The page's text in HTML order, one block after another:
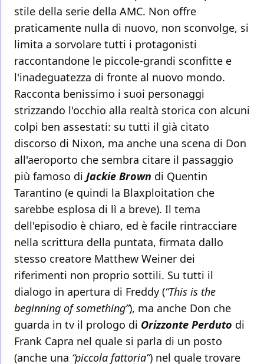
stile della serie della AMC. Non offre
praticamente nulla di nuovo, non sconvolge, si
limita a sorvolare tutti i protagonisti
raccontandone le piccole-grandi sconfitte e
l'inadeguatezza di fronte al nuovo mondo.
Racconta benissimo i suoi personaggi
strizzando l'occhio alla realtà storica con alcuni
colpi ben assestati: su tutti il già citato
discorso di Nixon, ma anche una scena di Don
all'aeroporto che sembra citare il passaggio
più famoso di Jackie Brown di Quentin
Tarantino (e quindi la Blaxploitation che
sarebbe esplosa di lì a breve). Il tema
dell'episodio è chiaro, ed è facile rintracciare
nella scrittura della puntata, firmata dallo
stesso creatore Matthew Weiner dei
riferimenti non proprio sottili. Su tutti il
dialogo in apertura di Freddy (“This is the
beginning of something”), ma anche Don che
guarda in tv il prologo di Orizzonte Perduto di
Frank Capra nel quale si parla di un posto
(anche una “piccola fattoria”) nel quale trovare